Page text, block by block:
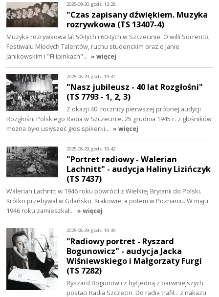
2025-09-30, godz. 12:28
"Czas zapisany dźwiękiem. Muzyka
rozrywkowa (TS 13407-4)
Muzyka rozrywkowa lat 50-tych i 60-tych w Szczecinie. O willi Sorrento,
Festiwalu Młodych Talentów, ruchu studenckim oraz o Janie
Janikowskim i "Filipinkach"… » więcej
2025-08-29, godz. 19:31
"Nasz jubileusz - 40 lat Rozgłośni"
(TS 7793 - 1, 2, 3)
Z okazji 40. rocznicy pierwszej próbnej audycji
Rozgłośni Polskiego Radia w Szczecinie. 25 grudnia 1945 r. z głośników
można było usłyszeć głos spikerki… » więcej
2025-08-29, godz. 19:42
"Portret radiowy - Walerian
Lachnitt" - audycja Haliny Lizińczyk
(TS 7437)
Walerian Lachnitt w 1946 roku powrócił z Wielkiej Brytanii do Polski.
Krótko przebywał w Gdańsku, Krakowie, a potem w Poznaniu. W maju
1946 roku zamieszkał… » więcej
2025-08-29, godz. 19:39
"Radiowy portret - Ryszard
Bogunowicz" - audycja Jacka
Wiśniewskiego i Małgorzaty Furgi
(TS 7282)
Ryszard Bogunowicz był jedną z barwniejszych
postaci Radia Szczecin. Do radia trafił... z nakazu